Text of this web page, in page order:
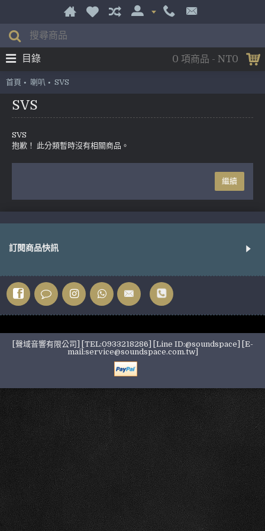
0 項商品 - NT0
目錄
首頁 喇叭 SVS
SVS
SVS
抱歉！ 此分類暫時沒有相關商品。
繼續
訂閱商品快訊
[聲域音響有限公司] [TEL:0933218286] [Line ID:@soundspace] [E-
mail:service@soundspace.com.tw]